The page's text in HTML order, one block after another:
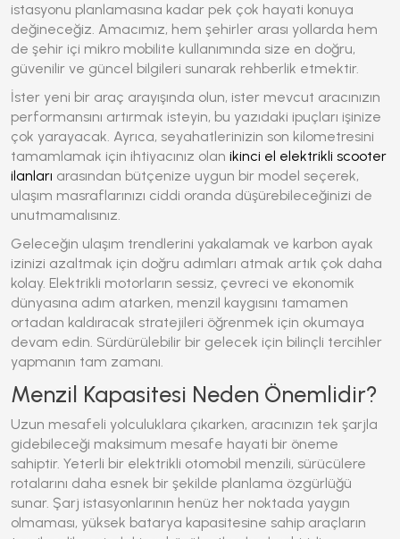
istasyonu planlamasına kadar pek çok hayati konuya
değineceğiz. Amacımız, hem şehirler arası yollarda hem
de şehir içi mikro mobilite kullanımında size en doğru,
güvenilir ve güncel bilgileri sunarak rehberlik etmektir.
İster yeni bir araç arayışında olun, ister mevcut aracınızın
performansını artırmak isteyin, bu yazıdaki ipuçları işinize
çok yarayacak. Ayrıca, seyahatlerinizin son kilometresini
tamamlamak için ihtiyacınız olan ikinci el elektrikli scooter
ilanları arasından bütçenize uygun bir model seçerek,
ulaşım masraflarınızı ciddi oranda düşürebileceğinizi de
unutmamalısınız.
Geleceğin ulaşım trendlerini yakalamak ve karbon ayak
izinizi azaltmak için doğru adımları atmak artık çok daha
kolay. Elektrikli motorların sessiz, çevreci ve ekonomik
dünyasına adım atarken, menzil kaygısını tamamen
ortadan kaldıracak stratejileri öğrenmek için okumaya
devam edin. Sürdürülebilir bir gelecek için bilinçli tercihler
yapmanın tam zamanı.
Menzil Kapasitesi Neden Önemlidir?
Uzun mesafeli yolculuklara çıkarken, aracınızın tek şarjla
gidebileceği maksimum mesafe hayati bir öneme
sahiptir. Yeterli bir elektrikli otomobil menzili, sürücülere
rotalarını daha esnek bir şekilde planlama özgürlüğü
sunar. Şarj istasyonlarının henüz her noktada yaygın
olmaması, yüksek batarya kapasitesine sahip araçların